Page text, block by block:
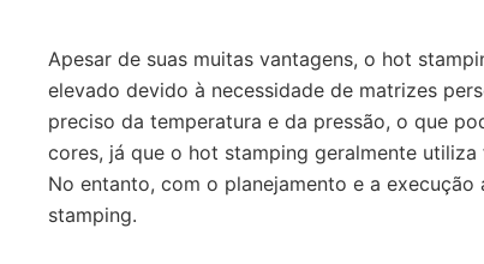
Apesar de suas muitas vantagens, o hot
elevado devido à necessidade de matrizes
preciso da temperatura e da pressão, o que
cores, já que o hot stamping geralmente
No entanto, com o planejamento e a
stamping.